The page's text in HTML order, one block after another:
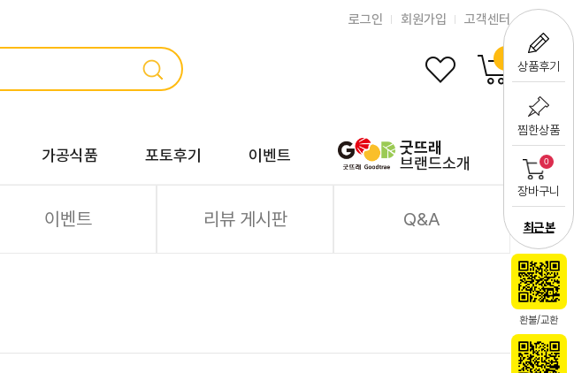
상품후기
찜한상품
0
장바구니
최근 본
환불/교환
로그인 회원가입 고객센터
가공식품 포토후기 이벤트
굿뜨래
브랜드소개
이벤트 리뷰 게시판 Q&A